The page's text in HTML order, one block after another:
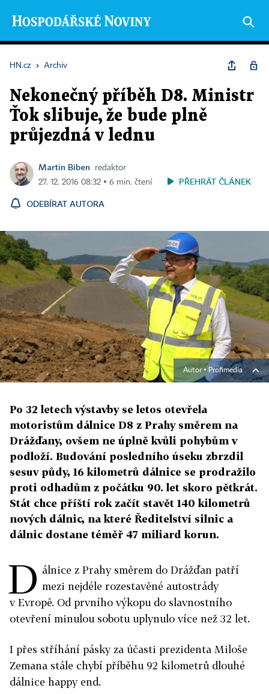
HN.cz › Archiv
Nekonečný příběh D8. Ministr
Ťok slibuje, že bude plně
průjezdná v lednu
Martin Biben
redaktor
27. 12. 2016 08:32 ▪ 6 min. čtení
PŘEHRÁT ČLÁNEK
ODEBÍRAT AUTORA
Autor ▪ Profimedia
Po 32 letech výstavby se letos otevřela
motoristům dálnice D8 z Prahy směrem na
Drážďany, ovšem ne úplně kvůli pohybům v
podloží. Budování posledního úseku zbrzdil
sesuv půdy, 16 kilometrů dálnice se prodražilo
proti odhadům z počátku 90. let skoro pětkrát.
Stát chce příští rok začít stavět 140 kilometrů
nových dálnic, na které Ředitelství silnic a
dálnic dostane téměř 47 miliard korun.
D álnice z Prahy směrem do Drážďan patří
mezi nejdéle rozestavěné autostrády
v Evropě. Od prvního výkopu do slavnostního
otevření minulou sobotu uplynulo více než 32 let.
I přes stříhání pásky za účasti prezidenta Miloše
Zemana stále chybí příběhu 92 kilometrů dlouhé
dálnice happy end.